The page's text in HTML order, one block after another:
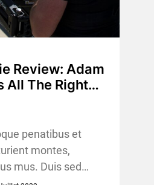
Review: Adam
All The Right
Solid
penatibus et
montes,
mus. Duis sed